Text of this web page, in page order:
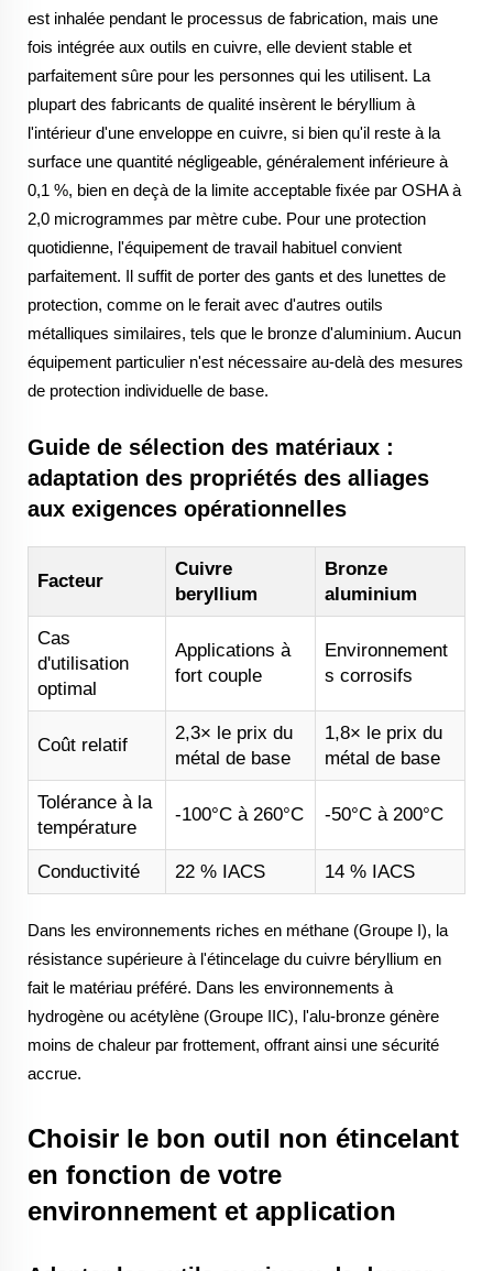
est inhalée pendant le processus de fabrication, mais une
fois intégrée aux outils en cuivre, elle devient stable et
parfaitement sûre pour les personnes qui les utilisent. La
plupart des fabricants de qualité insèrent le béryllium à
l'intérieur d'une enveloppe en cuivre, si bien qu'il reste à la
surface une quantité négligeable, généralement inférieure à
0,1 %, bien en deçà de la limite acceptable fixée par OSHA à
2,0 microgrammes par mètre cube. Pour une protection
quotidienne, l'équipement de travail habituel convient
parfaitement. Il suffit de porter des gants et des lunettes de
protection, comme on le ferait avec d'autres outils
métalliques similaires, tels que le bronze d'aluminium. Aucun
équipement particulier n'est nécessaire au-delà des mesures
de protection individuelle de base.
Guide de sélection des matériaux :
adaptation des propriétés des alliages
aux exigences opérationnelles
Facteur
Cuivre
beryllium
Bronze
aluminium
Cas
d'utilisation
optimal
Applications à
fort couple
Environnement
s corrosifs
Coût relatif
2,3× le prix du
métal de base
1,8× le prix du
métal de base
Tolérance à la
température
-100°C à 260°C -50°C à 200°C
Conductivité 22 % IACS 14 % IACS
Dans les environnements riches en méthane (Groupe I), la
résistance supérieure à l'étincelage du cuivre béryllium en
fait le matériau préféré. Dans les environnements à
hydrogène ou acétylène (Groupe IIC), l'alu-bronze génère
moins de chaleur par frottement, offrant ainsi une sécurité
accrue.
Choisir le bon outil non étincelant
en fonction de votre
environnement et application